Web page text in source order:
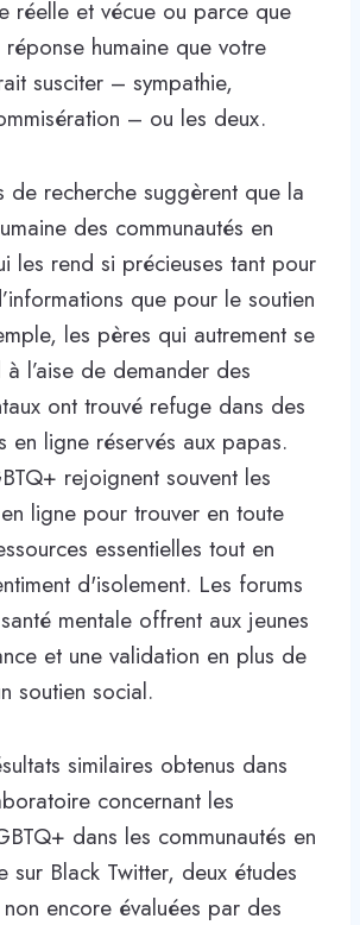
réelle et vécue ou parce que
humaine que votre
susciter – sympathie,
– ou les deux.
de recherche suggèrent que la
des communautés en
les rend si précieuses tant pour
que pour le soutien
les pères qui autrement se
l’aise de demander des
ont trouvé refuge dans des
en ligne réservés aux papas.
rejoignent souvent les
ligne pour trouver en toute
essentielles tout en
d'isolement. Les forums
mentale offrent aux jeunes
et une validation en plus de
soutien social.
similaires obtenus dans
concernant les
dans les communautés en
sur Black Twitter, deux études
encore évaluées par des